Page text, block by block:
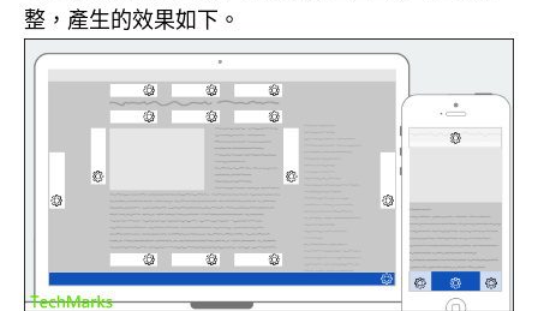
整，產生的效果如下。